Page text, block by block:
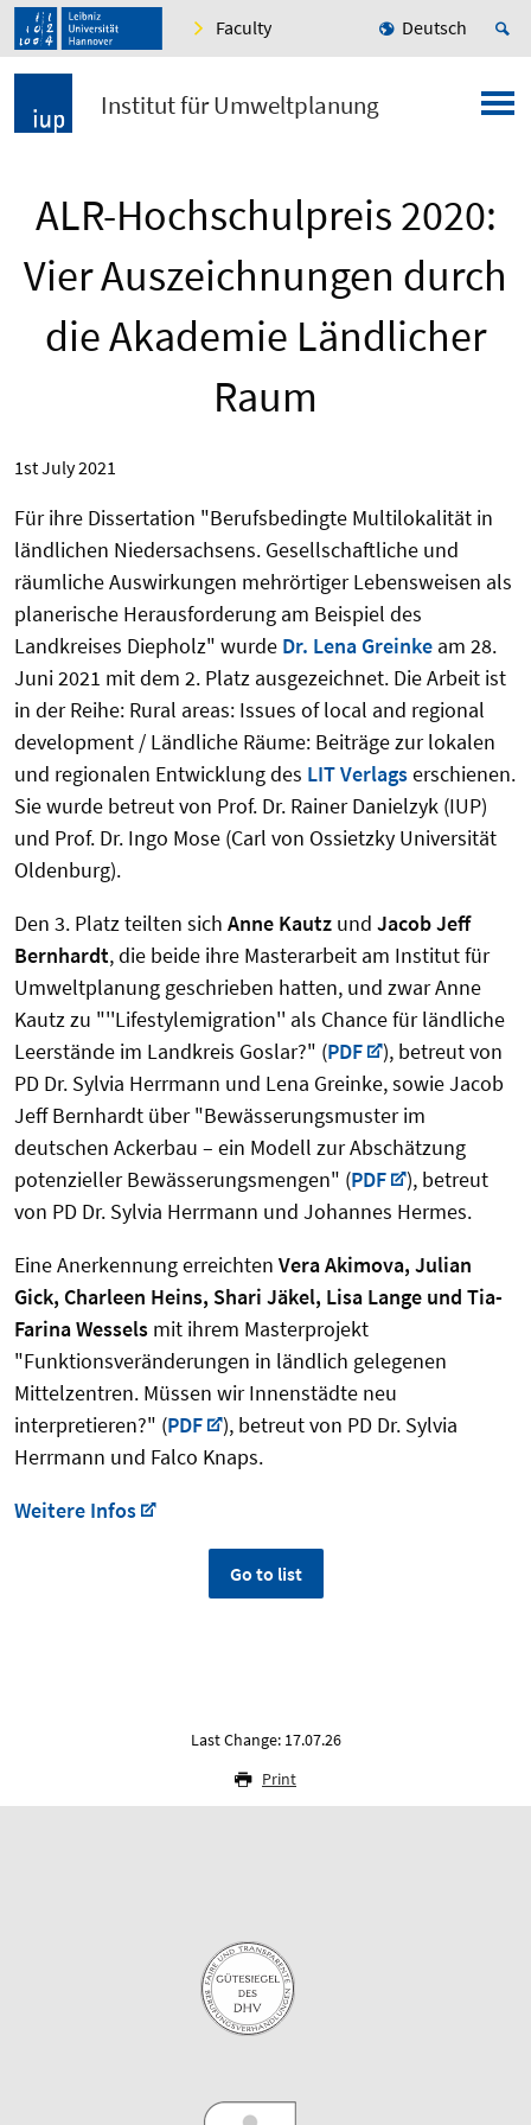
Faculty Deutsch
Institut für Umweltplanung
ALR-Hochschulpreis 2020:
Vier Auszeichnungen durch
die Akademie Ländlicher
Raum
1st July 2021
Für ihre Dissertation "Berufsbedingte Multilokalität in
ländlichen Niedersachsens. Gesell­schaftliche und
räumliche Auswirkungen mehrörtiger Lebensweisen als
planerische Heraus­forderung am Beispiel des
Landkreises Diepholz" wurde Dr. Lena Greinke am 28.
Juni 2021 mit dem 2. Platz ausgezeichnet. Die Arbeit ist
in der Reihe: Rural areas: Issues of local and regional
development / Ländliche Räume: Beiträge zur lokalen
und regionalen Entwicklung des LIT Verlagserschienen.
Sie wurde betreut von Prof. Dr. Rainer Danielzyk (IUP)
und Prof. Dr. Ingo Mose (Carl von Ossietzky Universität
Oldenburg).
Den 3. Platz teilten sich Anne Kautz und Jacob Jeff
Bernhardt, die beide ihre Masterarbeit am Institut für
Umweltplanung geschrieben hatten, und zwar Anne
Kautz zu "''Lifestylemigra­tion'' als Chance für ländliche
Leerstände im Landkreis Goslar?" (PDF
), betreut von
PD Dr. Sylvia Herrmann und Lena Greinke, sowie Jacob
Jeff Bernhardt über "Bewässerungsmuster im
deutschen Ackerbau – ein Modell zur Abschätzung
potenzieller Bewässerungsmengen" (PDF
), betreut
von PD Dr. Sylvia Herrmann und Johannes Hermes.
Eine Anerkennung erreichten Vera Akimova, Julian
Gick, Charleen Heins, Shari Jäkel, Lisa Lange und Tia-
Farina Wessels mit ihrem Masterprojekt
"Funktionsveränderungen in ländlich gelegenen
Mittelzentren. Müssen wir Innenstädte neu
interpretieren?" (PDF
), betreut von PD Dr. Sylvia
Herrmann und Falco Knaps.
Weitere Infos
Go to list
Last Change: 17.07.26
Print